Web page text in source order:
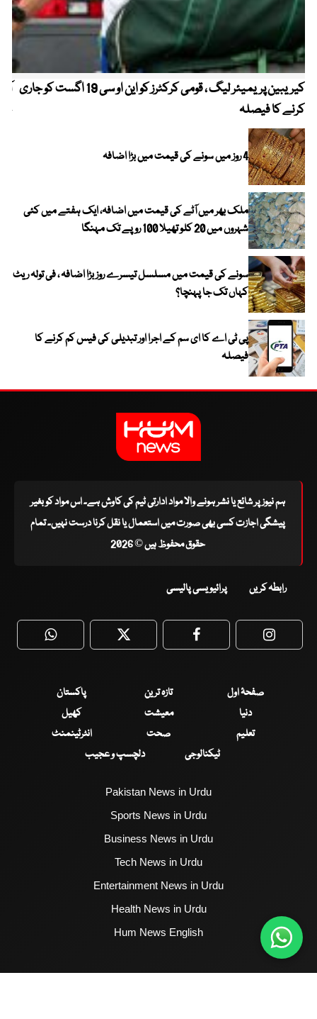
کیریبین پریمیئر لیگ ، قومی کرکٹرز کو این او سی 19 اگست کو جاری
کرنے کا فیصلہ
4 روز میں سونے کی قیمت میں بڑا اضافہ
ملک بھر میں آٹے کی قیمت میں اضافہ، ایک ہفتے میں کئی
شہروں میں 20 کلو تھیلا 100 روپے تک مہنگا
سونے کی قیمت میں مسلسل تیسرے روز بڑا اضافہ ، فی تولہ ریٹ
کہاں تک جا پہنچا؟
پی ٹی اے کا ای سم کے اجرا اور تبدیلی کی فیس کم کرنے کا
فیصلہ
ہم نیوز پر شائع یا نشر ہونے والا مواد ادارتی ٹیم کی کاوش ہے۔ اس مواد کو بغیر
پیشگی اجازت کسی بھی صورت میں استعمال یا نقل کرنا درست نہیں۔ تمام
حقوق محفوظ ہیں © 2026
رابطہ کریں پرائیویسی پالیسی
WhatsApp Twitter Facebook
صفحۂ اول تازہ ترین
پاکستان
دنیا
معیشت
کھیل
تعلیم
صحت
انٹرٹینمنٹ
ٹیکنالوجی
دلچسپ و عجیب
Pakistan News in Urdu
Sports News in Urdu
Business News in Urdu
Tech News in Urdu
Entertainment News in Urdu
Health News in Urdu
Hum News English